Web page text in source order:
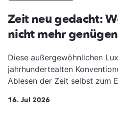
Zeit neu gedacht:
nicht mehr genügen
Diese außergewöhnlichen
jahrhundertealten
Ablesen der Zeit selbst zum
16. Jul 2026